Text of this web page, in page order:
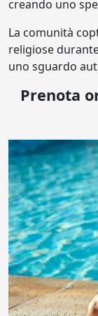
creando uno
La comunità
religiose
uno sguardo
Prenota